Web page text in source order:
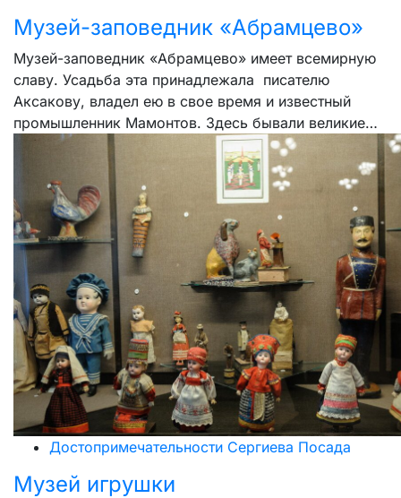
Музей-заповедник «Абрамцево»
Музей-заповедник «Абрамцево» имеет всемирную
славу. Усадьба эта принадлежала писателю
Аксакову, владел ею в свое время и известный
промышленник Мамонтов. Здесь бывали великие…
Достопримечательности Сергиева Посада
Музей игрушки